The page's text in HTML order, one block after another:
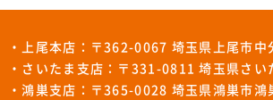
・上尾本店：〒362-0067 埼玉県上尾市中
・さいたま支店：〒331-0811 埼玉県さ
・鴻巣支店：〒365-0028 埼玉県鴻巣市